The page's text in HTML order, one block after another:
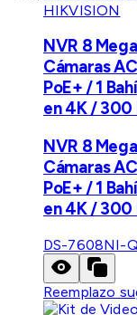
HIKVISION
NVR 8
Cámaras
PoE+ / 1
en 4K / 300
NVR 8
Cámaras
PoE+ / 1
en 4K / 300
DS-7608NI-
Reemplazo